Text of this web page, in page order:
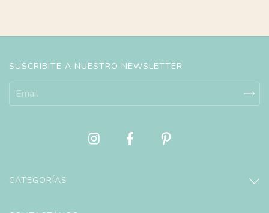
SUSCRIBITE A NUESTRO NEWSLETTER
CATEGORÍAS